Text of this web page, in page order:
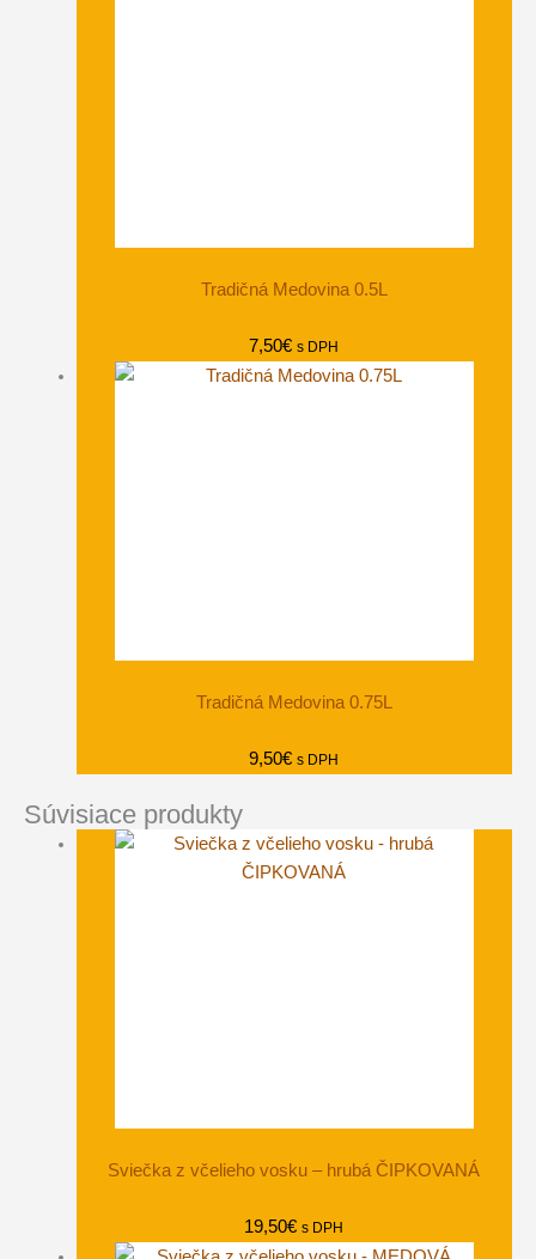
Tradičná Medovina 0.5L
7,50€ s DPH
Tradičná Medovina 0.75L
9,50€ s DPH
Súvisiace produkty
Sviečka z včelieho vosku – hrubá ČIPKOVANÁ
19,50€ s DPH